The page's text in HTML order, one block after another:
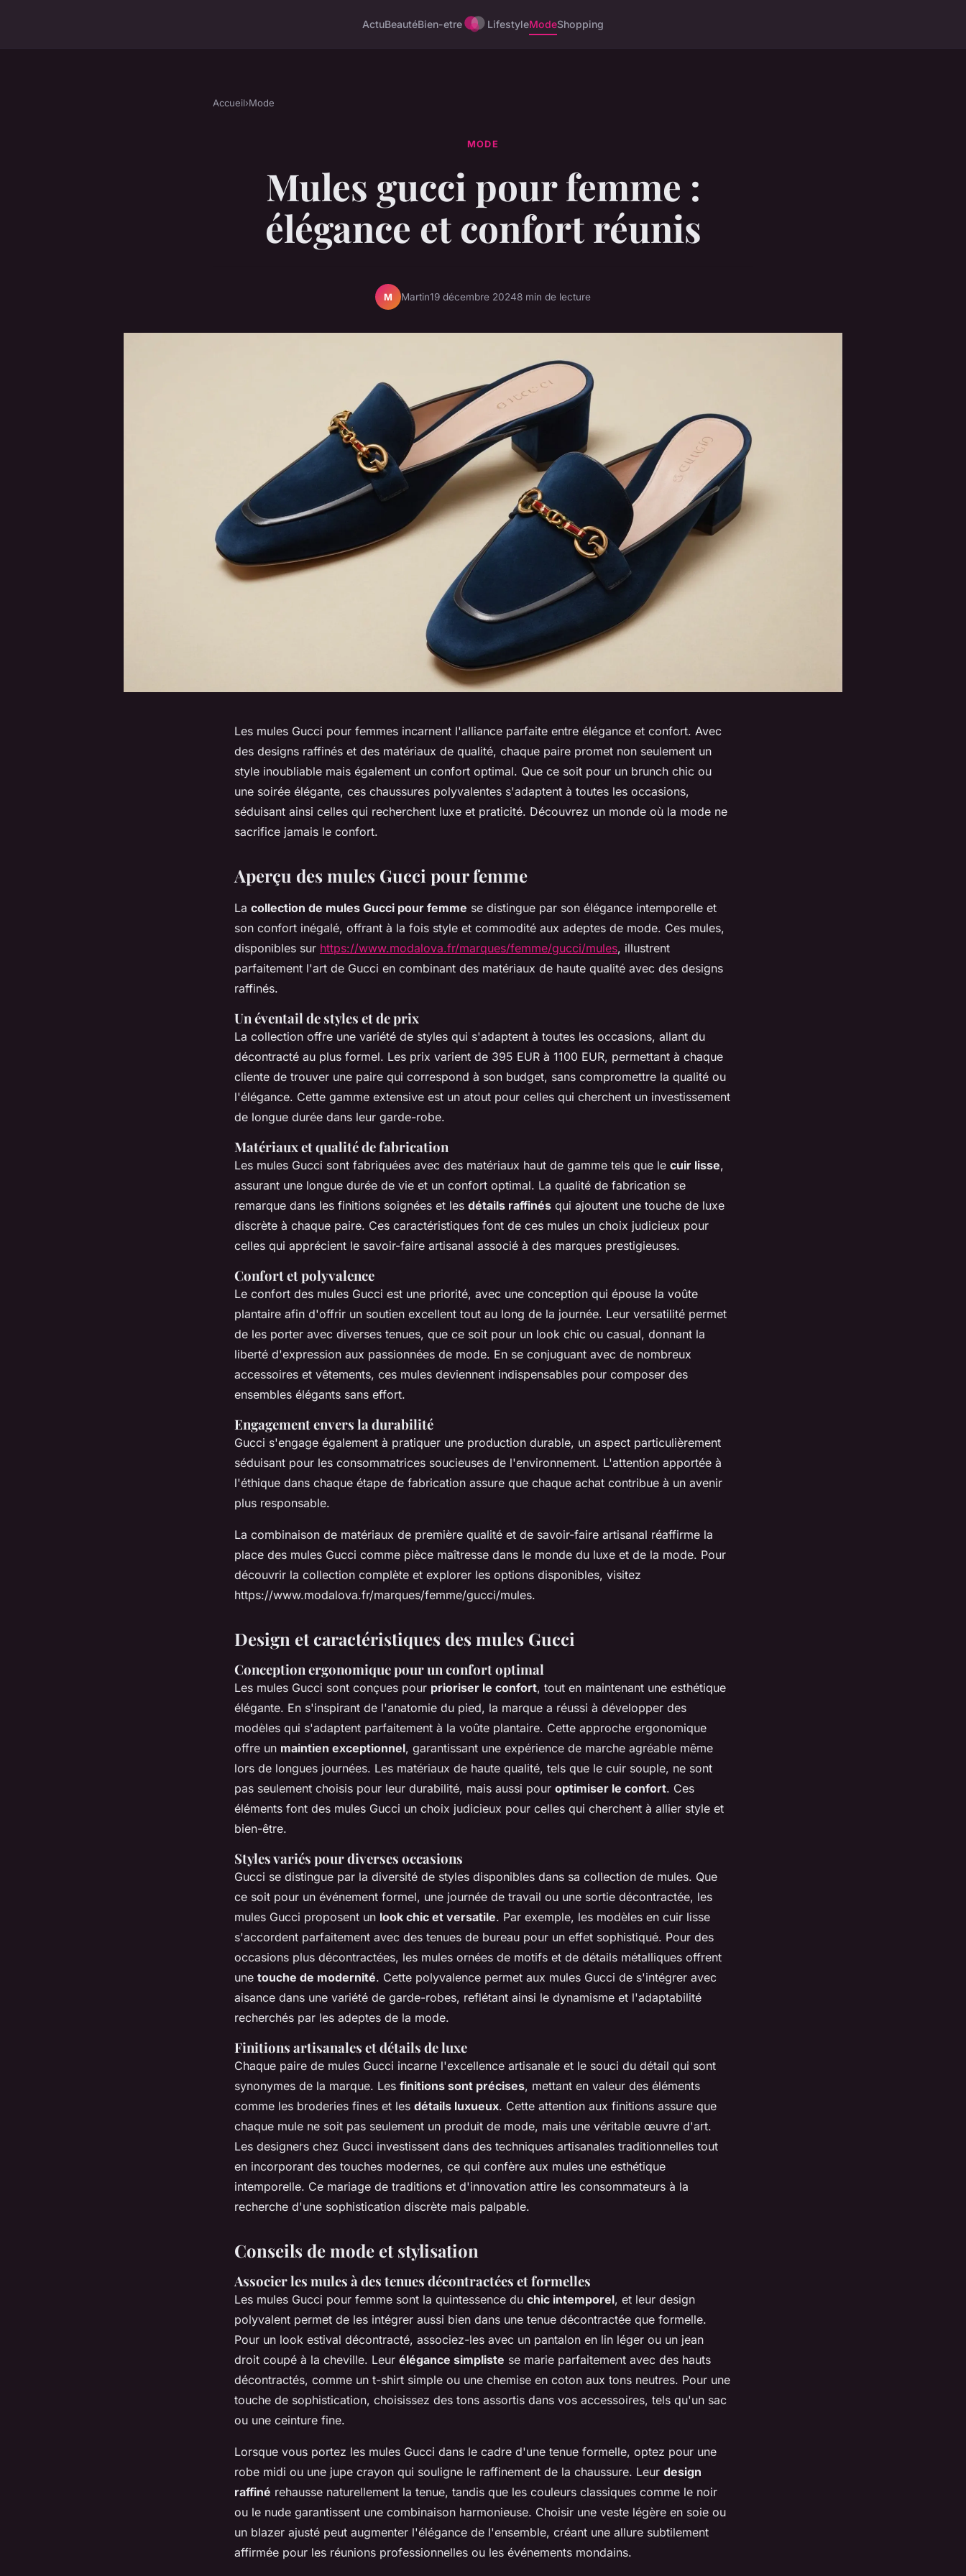
ActuBeautéBien-etre LifestyleModeShopping
Accueil›Mode
MODE
Mules gucci pour femme :
élégance et confort réunis
M Martin19 décembre 20248 min de lecture
Les mules Gucci pour femmes incarnent l'alliance parfaite entre élégance et confort. Avec
des designs raffinés et des matériaux de qualité, chaque paire promet non seulement un
style inoubliable mais également un confort optimal. Que ce soit pour un brunch chic ou
une soirée élégante, ces chaussures polyvalentes s'adaptent à toutes les occasions,
séduisant ainsi celles qui recherchent luxe et praticité. Découvrez un monde où la mode ne
sacrifice jamais le confort.
Aperçu des mules Gucci pour femme
La collection de mules Gucci pour femme se distingue par son élégance intemporelle et
son confort inégalé, offrant à la fois style et commodité aux adeptes de mode. Ces mules,
disponibles sur https://www.modalova.fr/marques/femme/gucci/mules, illustrent
parfaitement l'art de Gucci en combinant des matériaux de haute qualité avec des designs
raffinés.
Un éventail de styles et de prix
La collection offre une variété de styles qui s'adaptent à toutes les occasions, allant du
décontracté au plus formel. Les prix varient de 395 EUR à 1100 EUR, permettant à chaque
cliente de trouver une paire qui correspond à son budget, sans compromettre la qualité ou
l'élégance. Cette gamme extensive est un atout pour celles qui cherchent un investissement
de longue durée dans leur garde-robe.
Matériaux et qualité de fabrication
Les mules Gucci sont fabriquées avec des matériaux haut de gamme tels que le cuir lisse,
assurant une longue durée de vie et un confort optimal. La qualité de fabrication se
remarque dans les finitions soignées et les détails raffinés qui ajoutent une touche de luxe
discrète à chaque paire. Ces caractéristiques font de ces mules un choix judicieux pour
celles qui apprécient le savoir-faire artisanal associé à des marques prestigieuses.
Confort et polyvalence
Le confort des mules Gucci est une priorité, avec une conception qui épouse la voûte
plantaire afin d'offrir un soutien excellent tout au long de la journée. Leur versatilité permet
de les porter avec diverses tenues, que ce soit pour un look chic ou casual, donnant la
liberté d'expression aux passionnées de mode. En se conjuguant avec de nombreux
accessoires et vêtements, ces mules deviennent indispensables pour composer des
ensembles élégants sans effort.
Engagement envers la durabilité
Gucci s'engage également à pratiquer une production durable, un aspect particulièrement
séduisant pour les consommatrices soucieuses de l'environnement. L'attention apportée à
l'éthique dans chaque étape de fabrication assure que chaque achat contribue à un avenir
plus responsable.
La combinaison de matériaux de première qualité et de savoir-faire artisanal réaffirme la
place des mules Gucci comme pièce maîtresse dans le monde du luxe et de la mode. Pour
découvrir la collection complète et explorer les options disponibles, visitez
https://www.modalova.fr/marques/femme/gucci/mules.
Design et caractéristiques des mules Gucci
Conception ergonomique pour un confort optimal
Les mules Gucci sont conçues pour prioriser le confort, tout en maintenant une esthétique
élégante. En s'inspirant de l'anatomie du pied, la marque a réussi à développer des
modèles qui s'adaptent parfaitement à la voûte plantaire. Cette approche ergonomique
offre un maintien exceptionnel, garantissant une expérience de marche agréable même
lors de longues journées. Les matériaux de haute qualité, tels que le cuir souple, ne sont
pas seulement choisis pour leur durabilité, mais aussi pour optimiser le confort. Ces
éléments font des mules Gucci un choix judicieux pour celles qui cherchent à allier style et
bien-être.
Styles variés pour diverses occasions
Gucci se distingue par la diversité de styles disponibles dans sa collection de mules. Que
ce soit pour un événement formel, une journée de travail ou une sortie décontractée, les
mules Gucci proposent un look chic et versatile. Par exemple, les modèles en cuir lisse
s'accordent parfaitement avec des tenues de bureau pour un effet sophistiqué. Pour des
occasions plus décontractées, les mules ornées de motifs et de détails métalliques offrent
une touche de modernité. Cette polyvalence permet aux mules Gucci de s'intégrer avec
aisance dans une variété de garde-robes, reflétant ainsi le dynamisme et l'adaptabilité
recherchés par les adeptes de la mode.
Finitions artisanales et détails de luxe
Chaque paire de mules Gucci incarne l'excellence artisanale et le souci du détail qui sont
synonymes de la marque. Les finitions sont précises, mettant en valeur des éléments
comme les broderies fines et les détails luxueux. Cette attention aux finitions assure que
chaque mule ne soit pas seulement un produit de mode, mais une véritable œuvre d'art.
Les designers chez Gucci investissent dans des techniques artisanales traditionnelles tout
en incorporant des touches modernes, ce qui confère aux mules une esthétique
intemporelle. Ce mariage de traditions et d'innovation attire les consommateurs à la
recherche d'une sophistication discrète mais palpable.
Conseils de mode et stylisation
Associer les mules à des tenues décontractées et formelles
Les mules Gucci pour femme sont la quintessence du chic intemporel, et leur design
polyvalent permet de les intégrer aussi bien dans une tenue décontractée que formelle.
Pour un look estival décontracté, associez-les avec un pantalon en lin léger ou un jean
droit coupé à la cheville. Leur élégance simpliste se marie parfaitement avec des hauts
décontractés, comme un t-shirt simple ou une chemise en coton aux tons neutres. Pour une
touche de sophistication, choisissez des tons assortis dans vos accessoires, tels qu'un sac
ou une ceinture fine.
Lorsque vous portez les mules Gucci dans le cadre d'une tenue formelle, optez pour une
robe midi ou une jupe crayon qui souligne le raffinement de la chaussure. Leur design
raffiné rehausse naturellement la tenue, tandis que les couleurs classiques comme le noir
ou le nude garantissent une combinaison harmonieuse. Choisir une veste légère en soie ou
un blazer ajusté peut augmenter l'élégance de l'ensemble, créant une allure subtilement
affirmée pour les réunions professionnelles ou les événements mondains.